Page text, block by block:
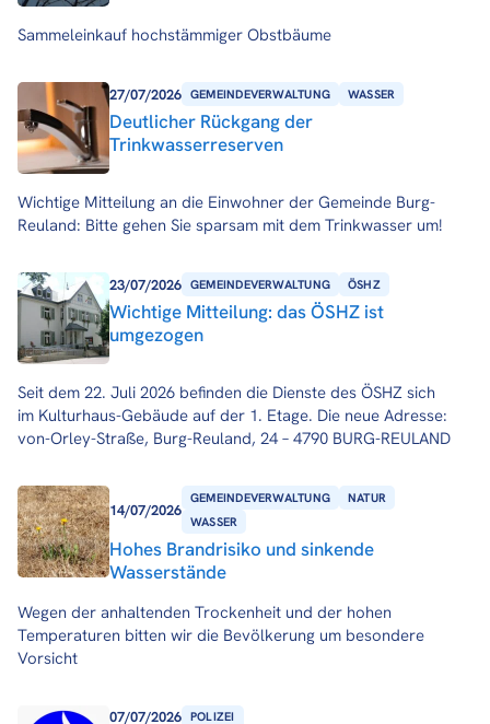
Sammeleinkauf hochstämmiger Obstbäume
27/07/2026 GEMEINDEVERWALTUNG WASSER
Deutlicher Rückgang der
Trinkwasserreserven
Wichtige Mitteilung an die Einwohner der Gemeinde Burg-
Reuland: Bitte gehen Sie sparsam mit dem Trinkwasser um!
23/07/2026 GEMEINDEVERWALTUNG ÖSHZ
Wichtige Mitteilung: das ÖSHZ ist
umgezogen
Seit dem 22. Juli 2026 befinden die Dienste des ÖSHZ sich
im Kulturhaus-Gebäude auf der 1. Etage. Die neue Adresse:
von-Orley-Straße, Burg-Reuland, 24 – 4790 BURG-REULAND
14/07/2026
GEMEINDEVERWALTUNG
NATUR
WASSER
Hohes Brandrisiko und sinkende
Wasserstände
Wegen der anhaltenden Trockenheit und der hohen
Temperaturen bitten wir die Bevölkerung um besondere
Vorsicht
07/07/2026 POLIZEI